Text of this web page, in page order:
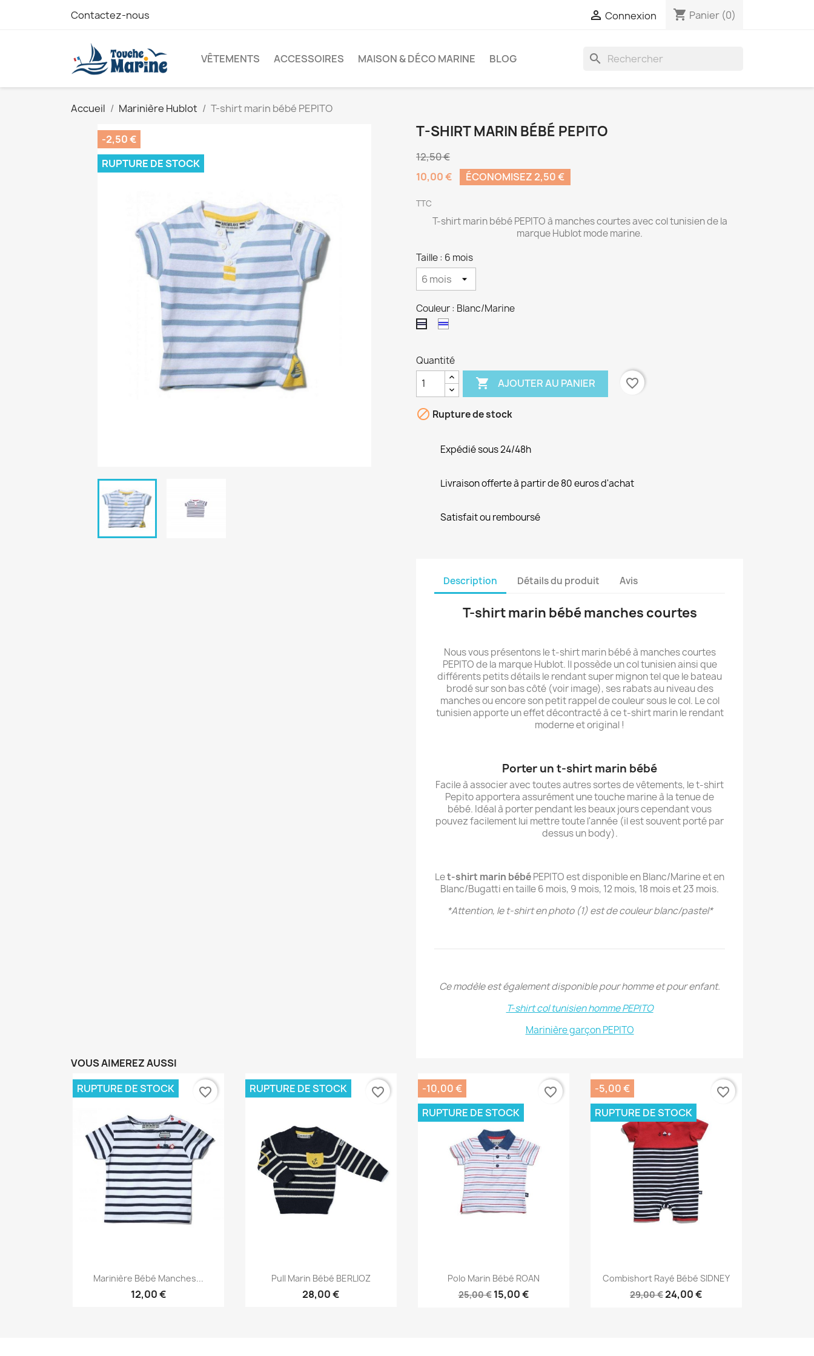
Contactez-nous  Connexion shopping_cart Panier (0)
VÊTEMENTS ACCESSOIRES MAISON & DÉCO MARINE BLOG search
Accueil Marinière Hublot T-shirt marin bébé PEPITO
-2,50 €
RUPTURE DE STOCK
T-SHIRT MARIN BÉBÉ PEPITO
12,50 €
10,00 €
ÉCONOMISEZ 2,50 €
TTC
T-shirt marin bébé PEPITO à manches courtes avec col tunisien de la
marque Hublot mode marine.
Taille : 6 mois
Couleur : Blanc/Marine
Blanc/Marine
Blanc/Bugatti
Quantité
 AJOUTER AU PANIER favorite_border
 Rupture de stock
Expédié sous 24/48h
Livraison offerte à partir de 80 euros d'achat
Satisfait ou remboursé
Description Détails du produit Avis
T-shirt marin bébé manches courtes
Nous vous présentons le t-shirt marin bébé à manches courtes
PEPITO de la marque Hublot. Il possède un col tunisien ainsi que
différents petits détails le rendant super mignon tel que le bateau
brodé sur son bas côté (voir image), ses rabats au niveau des
manches ou encore son petit rappel de couleur sous le col. Le col
tunisien apporte un effet décontracté à ce t-shirt marin le rendant
moderne et original !
Porter un t-shirt marin bébé
Facile à associer avec toutes autres sortes de vêtements, le t-shirt
Pepito apportera assurément une touche marine à la tenue de
bébé. Idéal à porter pendant les beaux jours cependant vous
pouvez facilement lui mettre toute l'année (il est souvent porté par
dessus un body).
Let-shirt marin bébéPEPITO est disponible en Blanc/Marine et en
Blanc/Bugatti en taille 6 mois, 9 mois, 12 mois, 18 mois et 23 mois.
*Attention, le t-shirt en photo (1) est de couleur blanc/pastel*
Ce modèle est également disponible pour homme et pour enfant.
T-shirt col tunisien homme PEPITO
Marinière garçon PEPITO
VOUS AIMEREZ AUSSI
Aperçu rapide
Marinière Bébé Manches...
12,00 €
RUPTURE DE STOCK favorite_border
Aperçu rapide
Pull Marin Bébé BERLIOZ
28,00 €
RUPTURE DE STOCK favorite_border
 Aperçu rapide
Polo Marin Bébé ROAN
25,00 € 15,00 €
-10,00 €
RUPTURE DE STOCK
favorite_border
Aperçu rapide
Combishort Rayé Bébé SIDNEY
29,00 €24,00 €
-5,00 €
RUPTURE DE STOCK
favorite_border